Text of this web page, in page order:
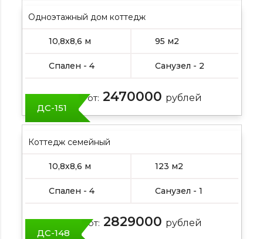
Одноэтажный дом коттедж
10,8х8,6 м 95 м2
Спален - 4 Санузел - 2
Цена от: 2470000 рублей
ДС-151
Коттедж семейный
10,8х8,6 м 123 м2
Спален - 4 Санузел - 1
Цена от: 2829000 рублей
ДС-148